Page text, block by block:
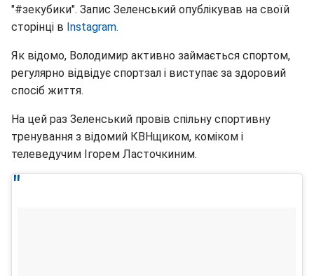
"#зекубики". Запис Зеленський опублікував на своїй
сторінці в Instagram.
Як відомо, Володимир активно займається спортом,
регулярно відвідує спортзал і виступає за здоровий
спосіб життя.
На цей раз Зеленський провів спільну спортивну
тренування з відомий КВНщиком, коміком і
телеведучим Ігорем Ласточкиним.